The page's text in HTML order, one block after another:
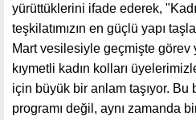
yürüttüklerini ifade ederek,
teşkilatımızın en güçlü yapı
Mart vesilesiyle geçmişte görev
kıymetli kadın kolları
için büyük bir anlam taşıyor.
programı değil, aynı zamanda